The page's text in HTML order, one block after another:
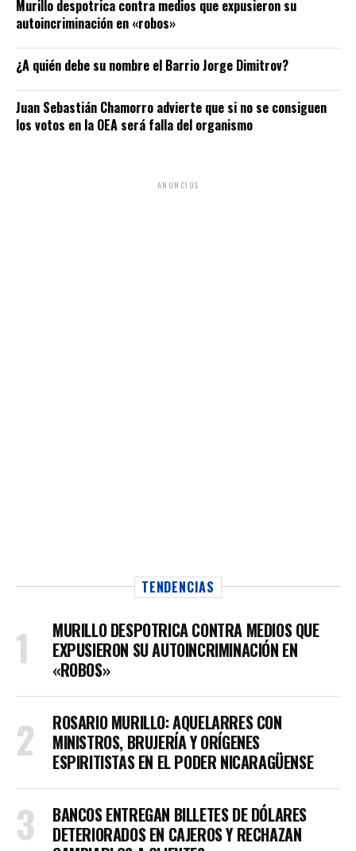
Murillo despotrica contra medios que expusieron su
autoincriminación en «robos»
¿A quién debe su nombre el Barrio Jorge Dimitrov?
Juan Sebastián Chamorro advierte que si no se consiguen
los votos en la OEA será falla del organismo
ANUNCIOS
TENDENCIAS
MURILLO DESPOTRICA CONTRA MEDIOS QUE
EXPUSIERON SU AUTOINCRIMINACIÓN EN
«ROBOS»
ROSARIO MURILLO: AQUELARRES CON
MINISTROS, BRUJERÍA Y ORÍGENES
ESPIRITISTAS EN EL PODER NICARAGÜENSE
BANCOS ENTREGAN BILLETES DE DÓLARES
DETERIORADOS EN CAJEROS Y RECHAZAN